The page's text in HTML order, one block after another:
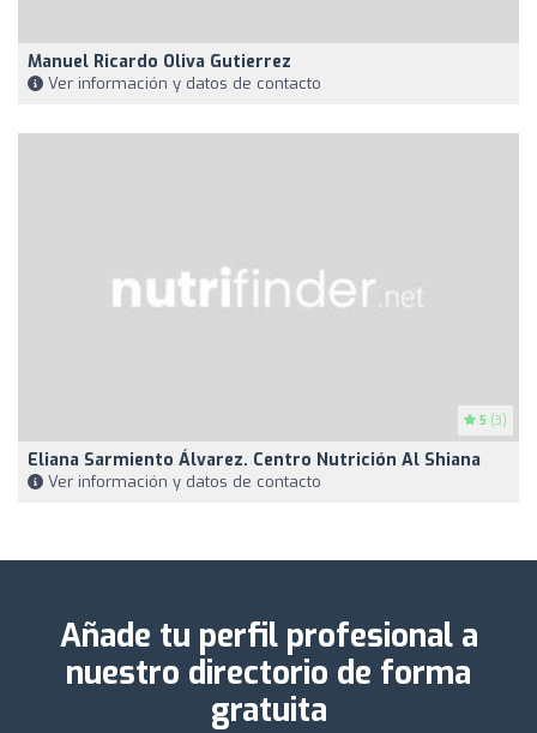
Manuel Ricardo Oliva Gutierrez
Ver información y datos de contacto
5 (3)
Eliana Sarmiento Álvarez. Centro Nutrición Al Shiana
Ver información y datos de contacto
Añade tu perfil profesional a
nuestro directorio de forma
gratuita